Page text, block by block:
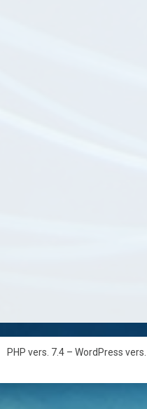
PHP vers. 7.4 – WordPress vers.